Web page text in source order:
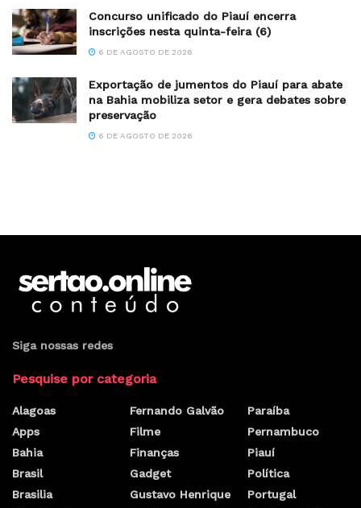
Concurso unificado do Piauí encerra
inscrições nesta quinta-feira (6)
6 DE AGOSTO DE 2026
Exportação de jumentos do Piauí para abate
na Bahia mobiliza setor e gera debates sobre
preservação
6 DE AGOSTO DE 2026
Siga nossas redes
Pesquise por categoria
Alagoas
Apps
Bahia
Brasil
Brasilia
Fernando Galvão
Filme
Finanças
Gadget
Gustavo Henrique
Paraíba
Pernambuco
Piauí
Política
Portugal